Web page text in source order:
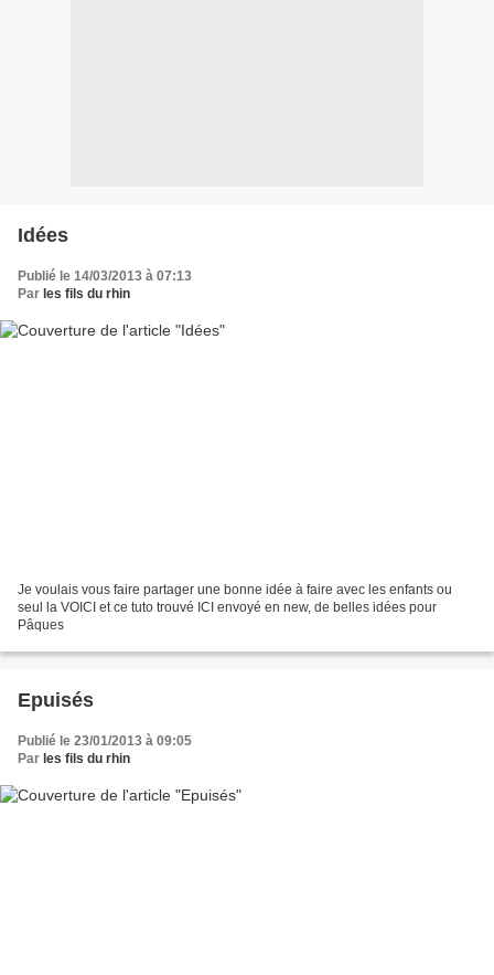
Idées
Publié le 14/03/2013 à 07:13
Par les fils du rhin
Je voulais vous faire partager une bonne idée à faire avec les enfants ou
seul la VOICI et ce tuto trouvé ICI envoyé en new, de belles idées pour
Pâques
Epuisés
Publié le 23/01/2013 à 09:05
Par les fils du rhin